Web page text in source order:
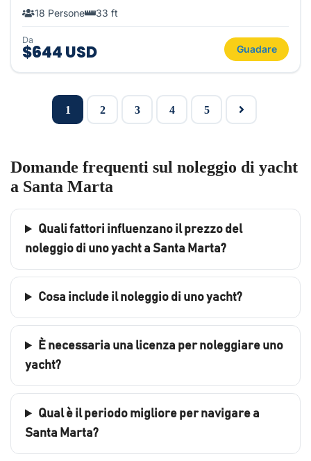
18 Persone 33 ft
Da
$644 USD Guadare
1 2 3 4 5
Domande frequenti sul noleggio di yacht
a Santa Marta
Quali fattori influenzano il prezzo del
noleggio di uno yacht a Santa Marta?
Cosa include il noleggio di uno yacht?
È necessaria una licenza per noleggiare uno
yacht?
Qual è il periodo migliore per navigare a
Santa Marta?